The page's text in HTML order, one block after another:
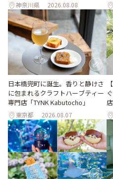
神奈川県 2026.08.08
日本橋兜町に誕生。香りと静けさ
に包まれるクラフトハーブティー
専門店「TYNK Kabutocho」
東京都 2026.08.07